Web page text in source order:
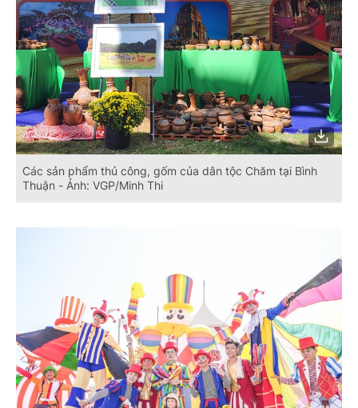
Các sản phẩm thủ công, gốm của dân tộc Chăm tại Bình
Thuận - Ảnh: VGP/Minh Thi